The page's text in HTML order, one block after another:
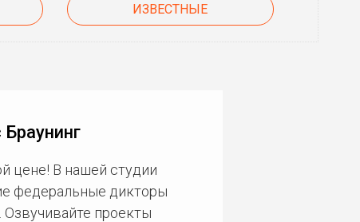
ИЗВЕСТНЫЕ
цене! В нашей студии
федеральные дикторы
проекты